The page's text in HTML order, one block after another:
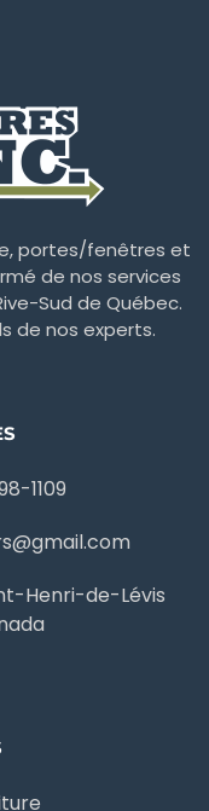
portes/fenêtres et
de nos services
Sud de Québec.
de nos experts.
1109
Henri-de-Lévis